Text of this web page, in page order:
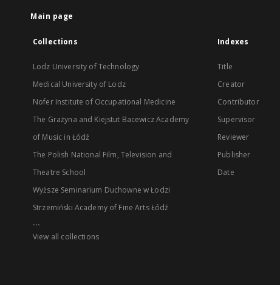
Main page
Collections
Lodz University of Technology
Medical University of Lodz
Nofer Institute of Occupational Medicine
The Grażyna and Kiejstut Bacewicz Academy
of Music in Łódź
The Polish National Film, Television and
Theatre School
Wyższe Seminarium Duchowne w Łodzi
Strzemiński Academy of Fine Arts Łódź
...
View all collections
Indexes
Title
Creator
Contributor
Supervisor
Reviewer
Publisher
Date